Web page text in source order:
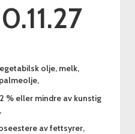
olje, melk,
% eller mindre av kunstig
av fettsyrer,